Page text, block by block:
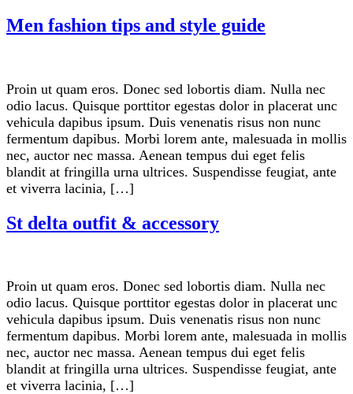
Men fashion tips and style guide
Proin ut quam eros. Donec sed lobortis diam. Nulla nec
odio lacus. Quisque porttitor egestas dolor in placerat unc
vehicula dapibus ipsum. Duis venenatis risus non nunc
fermentum dapibus. Morbi lorem ante, malesuada in mollis
nec, auctor nec massa. Aenean tempus dui eget felis
blandit at fringilla urna ultrices. Suspendisse feugiat, ante
et viverra lacinia, […]
St delta outfit & accessory
Proin ut quam eros. Donec sed lobortis diam. Nulla nec
odio lacus. Quisque porttitor egestas dolor in placerat unc
vehicula dapibus ipsum. Duis venenatis risus non nunc
fermentum dapibus. Morbi lorem ante, malesuada in mollis
nec, auctor nec massa. Aenean tempus dui eget felis
blandit at fringilla urna ultrices. Suspendisse feugiat, ante
et viverra lacinia, […]